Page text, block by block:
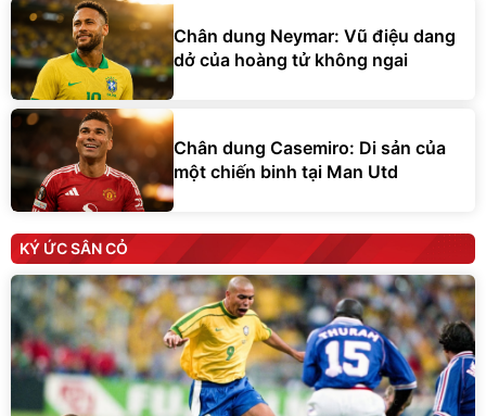
Chân dung Neymar: Vũ điệu dang
dở của hoàng tử không ngai
Chân dung Casemiro: Di sản của
một chiến binh tại Man Utd
KÝ ỨC SÂN CỎ